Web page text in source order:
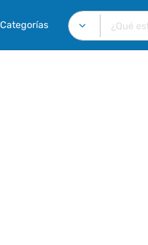
Categorías